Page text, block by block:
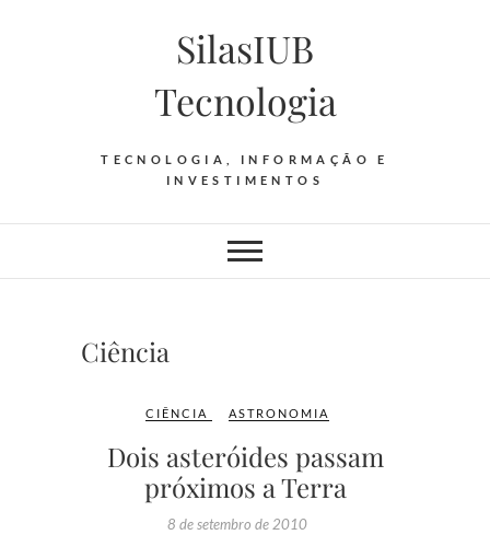
SilasIUB
Tecnologia
TECNOLOGIA, INFORMAÇÃO E
INVESTIMENTOS
Ciência
CIÊNCIA ASTRONOMIA
Dois asteróides passam
próximos a Terra
8 de setembro de 2010